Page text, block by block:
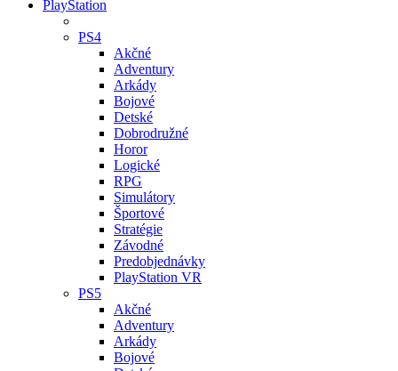
PlayStation
PS4
Akčné
Adventury
Arkády
Bojové
Detské
Dobrodružné
Horor
Logické
RPG
Simulátory
Športové
Stratégie
Závodné
Predobjednávky
PlayStation VR
PS5
Akčné
Adventury
Arkády
Bojové